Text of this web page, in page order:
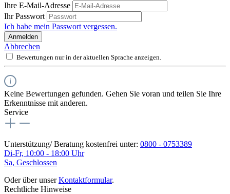
Ihre E-Mail-Adresse
Ihr Passwort
Ich habe mein Passwort vergessen.
Anmelden
Abbrechen
Bewertungen nur in der aktuellen Sprache anzeigen.
Keine Bewertungen gefunden. Gehen Sie voran und teilen Sie Ihre
Erkenntnisse mit anderen.
Service
Unterstützung/ Beratung kostenfrei unter: 0800 - 0753389
Di-Fr, 10:00 - 18:00 Uhr
Sa, Geschlossen
Oder über unserKontaktformular.
Rechtliche Hinweise